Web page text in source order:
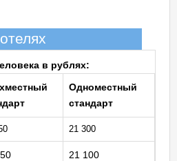
в рублях:
Одноместный
стандарт
21 300
21 100